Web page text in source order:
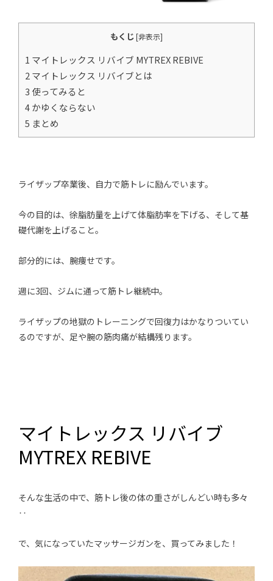
もくじ [非表示]
1 マイトレックス リバイブ MYTREX REBIVE
2 マイトレックス リバイブとは
3 使ってみると
4 かゆくならない
5 まとめ
ライザップ卒業後、自力で筋トレに励んでいます。
今の目的は、徐脂肪量を上げて体脂肪率を下げる、そして基
礎代謝を上げること。
部分的には、腕痩せです。
週に3回、ジムに通って筋トレ継続中。
ライザップの地獄のトレーニングで回復力はかなりついてい
るのですが、足や腕の筋肉痛が結構残ります。
マイトレックス リバイブ
MYTREX REBIVE
そんな生活の中で、筋トレ後の体の重さがしんどい時も多々
‥
で、気になっていたマッサージガンを、買ってみました！